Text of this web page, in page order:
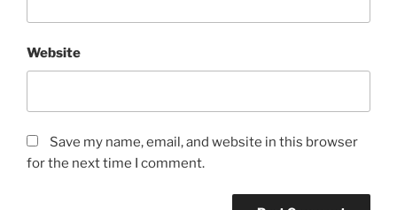
Website
Save my name, email, and website in this browser
for the next time I comment.